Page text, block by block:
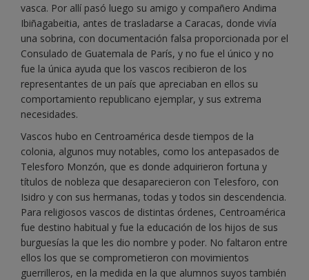
vasca. Por allí pasó luego su amigo y compañero Andima
Ibiñagabeitia, antes de trasladarse a Caracas, donde vivía
una sobrina, con documentación falsa proporcionada por el
Consulado de Guatemala de París, y no fue el único y no
fue la única ayuda que los vascos recibieron de los
representantes de un país que apreciaban en ellos su
comportamiento republicano ejemplar, y sus extrema
necesidades.
Vascos hubo en Centroamérica desde tiempos de la
colonia, algunos muy notables, como los antepasados de
Telesforo Monzón, que es donde adquirieron fortuna y
títulos de nobleza que desaparecieron con Telesforo, con
Isidro y con sus hermanas, todas y todos sin descendencia.
Para religiosos vascos de distintas órdenes, Centroamérica
fue destino habitual y fue la educación de los hijos de sus
burguesías la que les dio nombre y poder. No faltaron entre
ellos los que se comprometieron con movimientos
guerrilleros, en la medida en la que alumnos suyos también